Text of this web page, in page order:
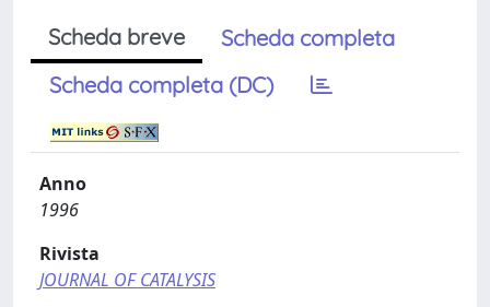
Scheda breve
Scheda completa
Scheda completa (DC)
Anno
1996
Rivista
JOURNAL OF CATALYSIS